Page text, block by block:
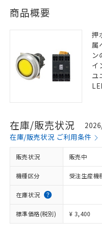
商品概要
押
属
ン
イ
ユ
在庫/販売状況
在庫/販売状況 ご利用条件
販売状況 販売中
機種区分 受注生産機
在庫状況
標準価格(税別) ¥ 3,400